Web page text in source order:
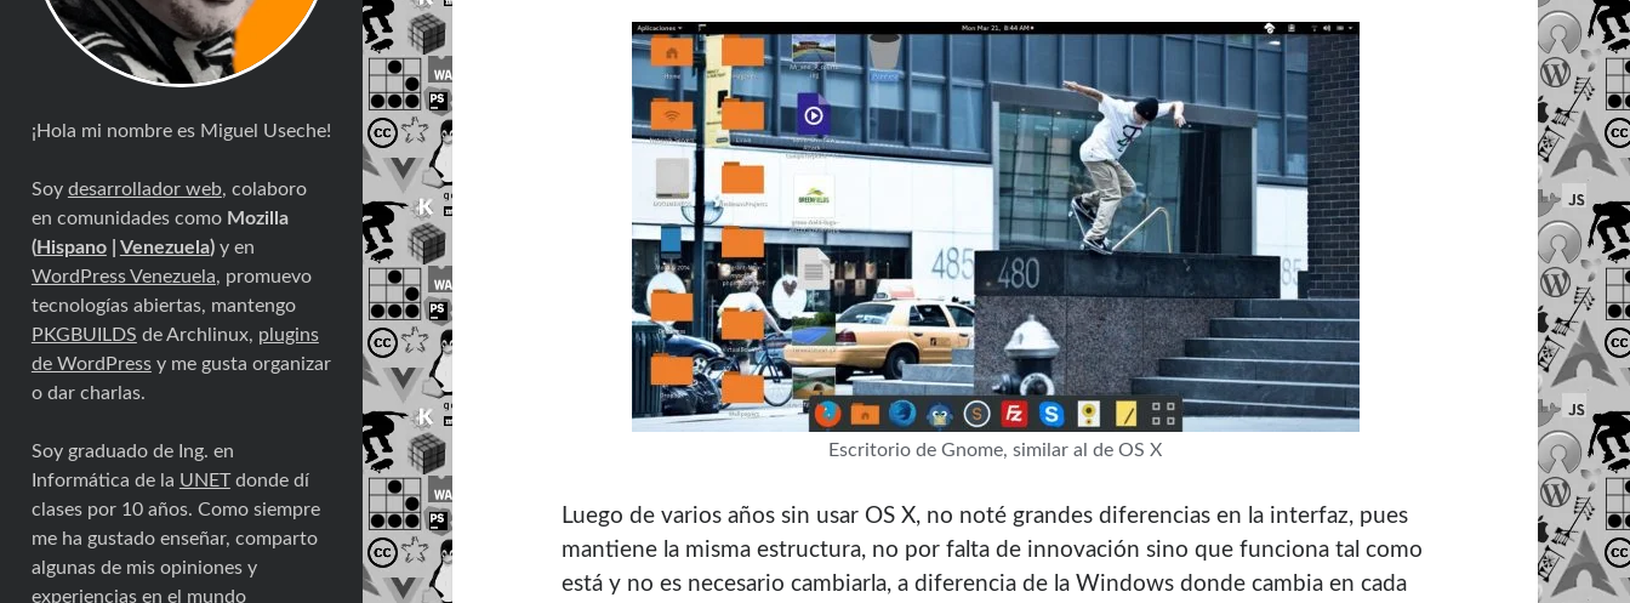
¡Hola mi nombre es Miguel Useche!
Soy desarrollador web, colaboro
en comunidades como Mozilla
(Hispano| Venezuela)y en
WordPress Venezuela, promuevo
tecnologías abiertas, mantengo
PKGBUILDS de Archlinux, plugins
de WordPressy me gusta organizar
o dar charlas.
Soy graduado de Ing. en
Informática de la UNETdonde dí
clases por 10 años. Como siempre
me ha gustado enseñar, comparto
algunas de mis opiniones y
experiencias en el mundo
Escritorio de Gnome, similar al de OS X
Luego de varios años sin usar OS X, no noté grandes diferencias en la interfaz, pues
mantiene la misma estructura, no por falta de innovación sino que funciona tal como
está y no es necesario cambiarla, a diferencia de la Windows donde cambia en cada